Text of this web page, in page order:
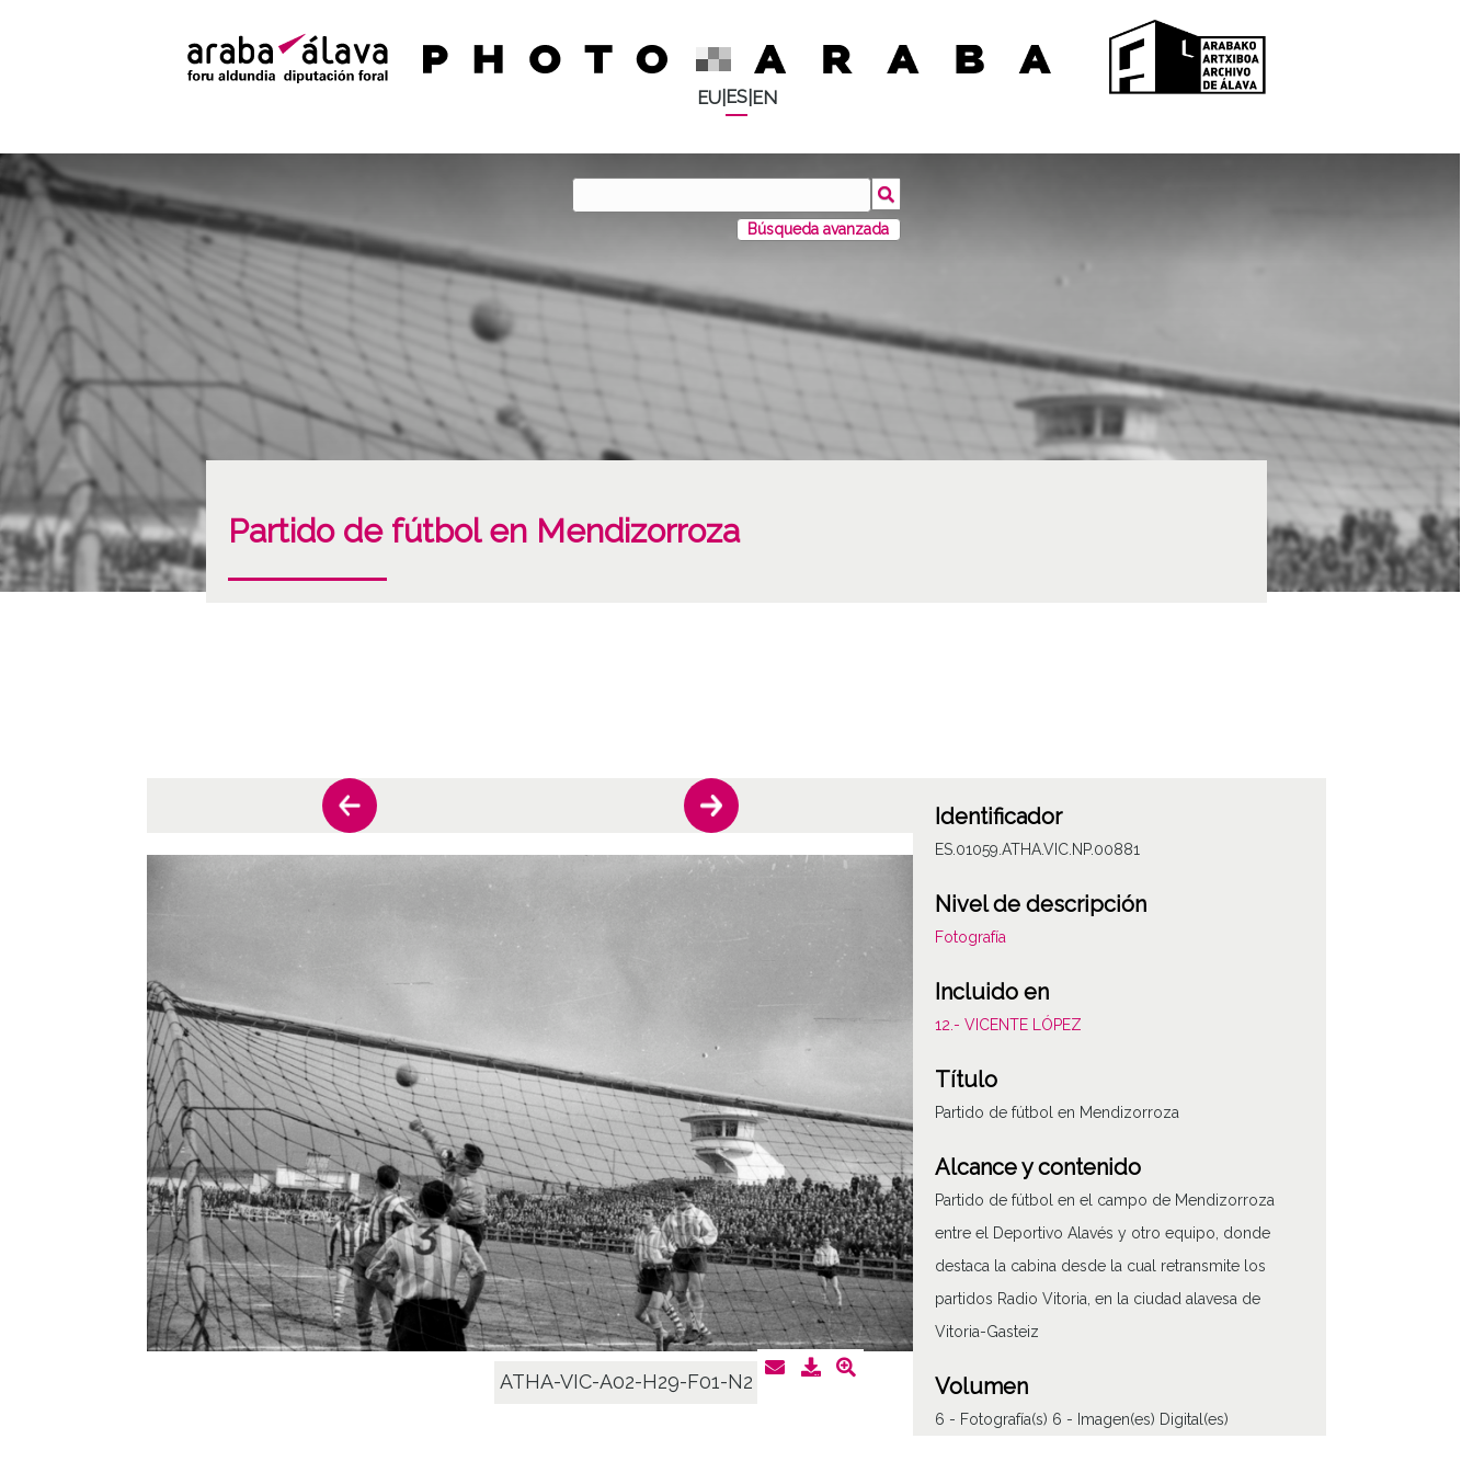
EU| ES| EN
Búsqueda avanzada
Partido de fútbol en Mendizorroza
ATHA-VIC-A02-H29-F01-N2
Identificador
ES.01059.ATHA.VIC.NP.00881
Nivel de descripción
Fotografía
Incluido en
12.- VICENTE LÓPEZ
Título
Partido de fútbol en Mendizorroza
Alcance y contenido
Partido de fútbol en el campo de Mendizorroza
entre el Deportivo Alavés y otro equipo, donde
destaca la cabina desde la cual retransmite los
partidos Radio Vitoria, en la ciudad alavesa de
Vitoria-Gasteiz
Volumen
6 - Fotografía(s) 6 - Imagen(es) Digital(es)